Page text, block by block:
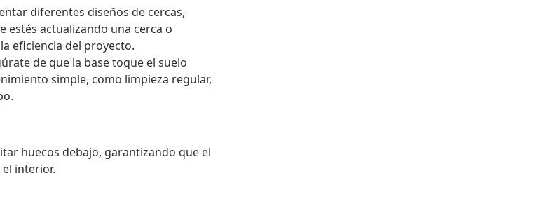
diferentes diseños de cercas,
estés actualizando una cerca o
eficiencia del proyecto.
de que la base toque el suelo
simple, como limpieza regular,
huecos debajo, garantizando que el
interior.